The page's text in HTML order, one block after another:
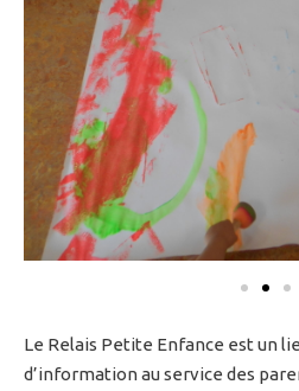
Le Relais Petite Enfance est un
d’information au service des